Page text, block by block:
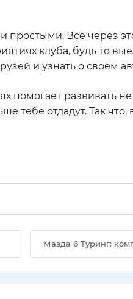
простыми. Все через
клуба, будь то
и узнать о своем
помогает развивать
тебе отдадут. Так
Мазда 6 Туринг: